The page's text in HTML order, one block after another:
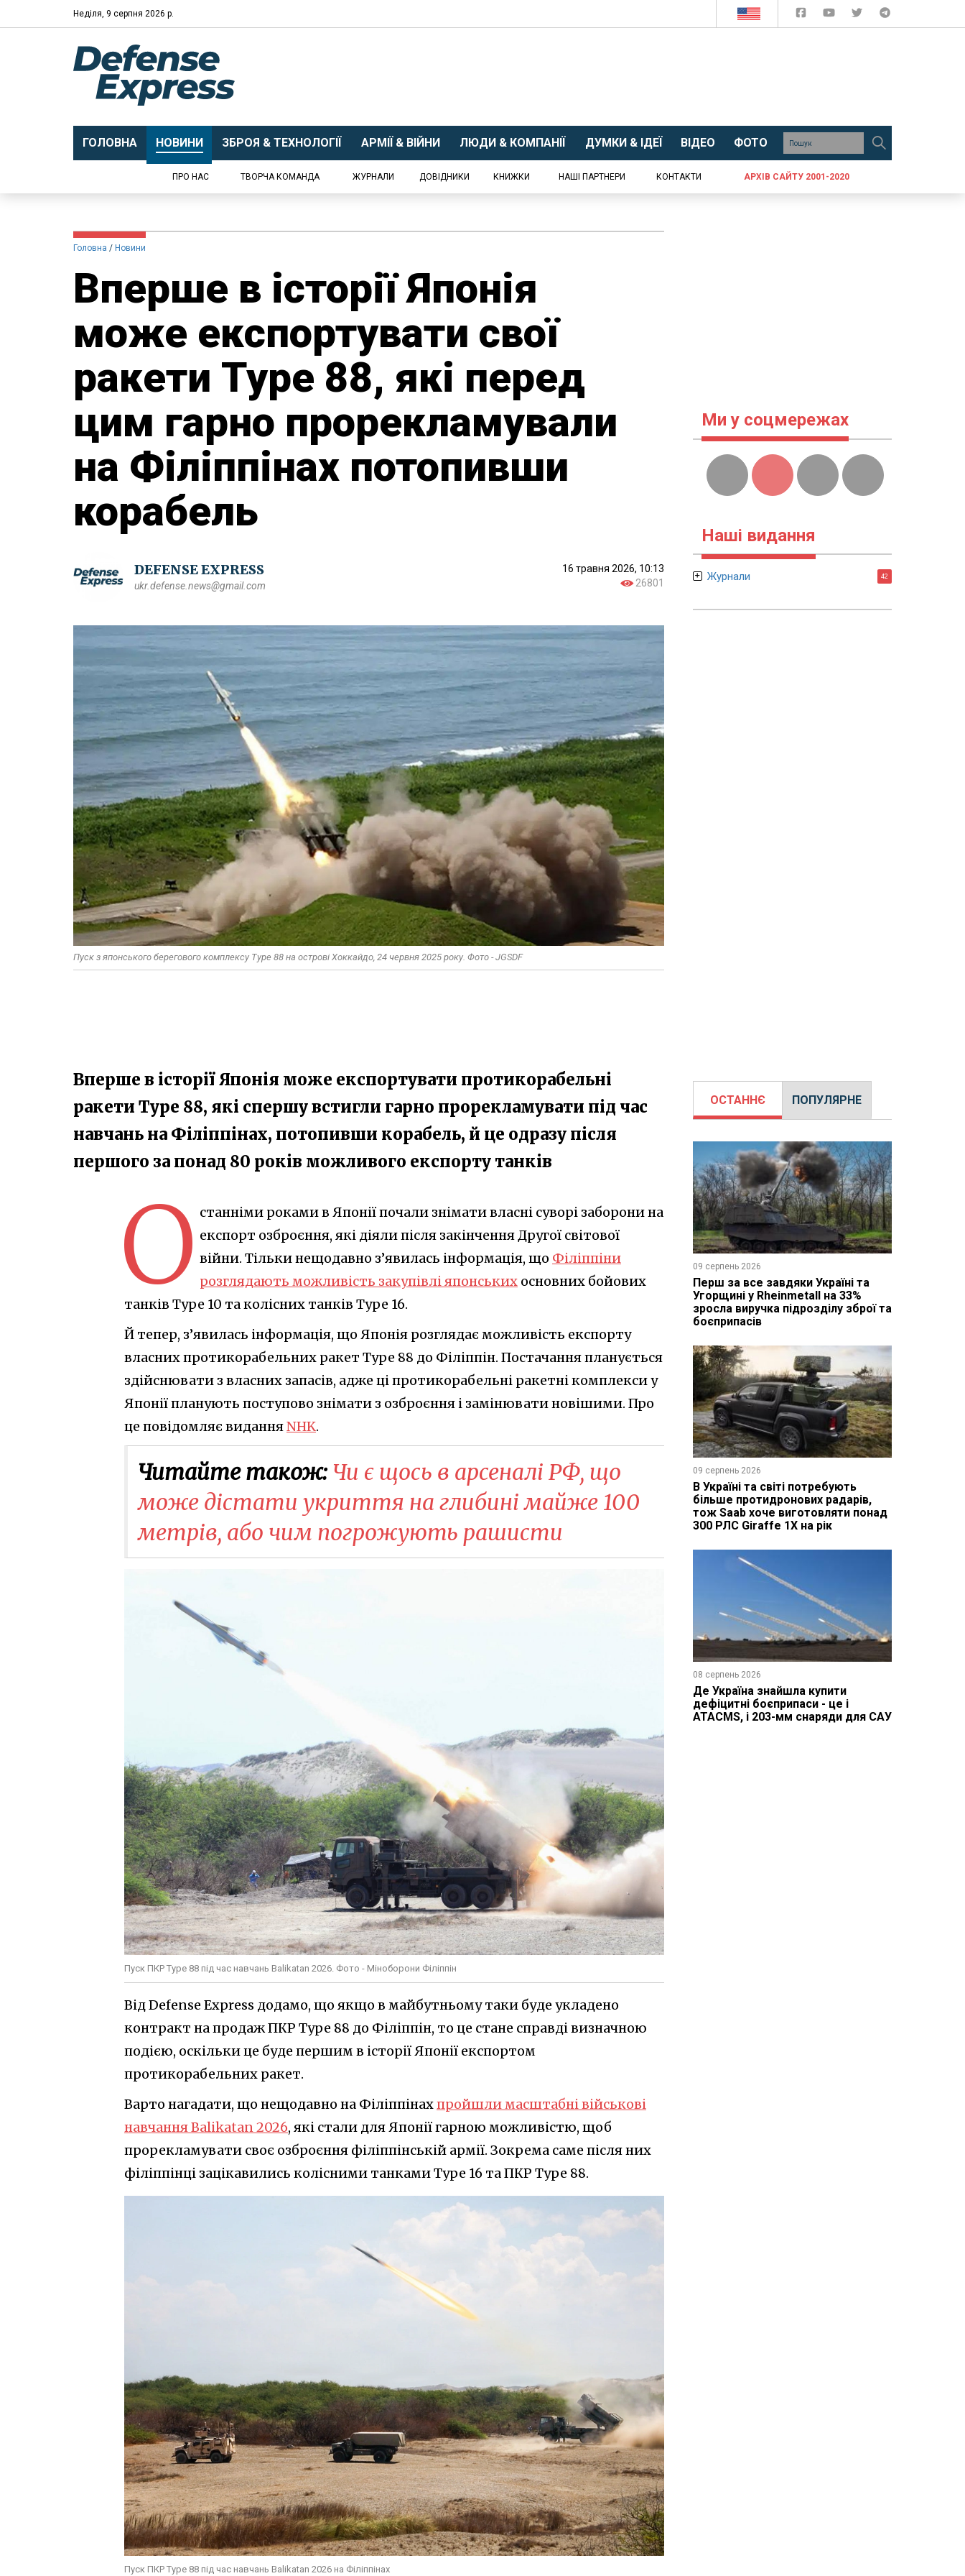
Неділя, 9 серпня 2026 р.
ГОЛОВНА НОВИНИ ЗБРОЯ & ТЕХНОЛОГІЇ АРМІЇ & ВІЙНИ ЛЮДИ & КОМПАНІЇ ДУМКИ & ІДЕЇ ВІДЕО ФОТО
ПРО НАС ТВОРЧА КОМАНДА ЖУРНАЛИ ДОВІДНИКИ КНИЖКИ НАШІ ПАРТНЕРИ КОНТАКТИ АРХІВ САЙТУ 2001-2020
Головна Новини
Вперше в історії Японія
може експортувати свої
ракети Type 88, які перед
цим гарно прорекламували
на Філіппінах потопивши
корабель
DEFENSE EXPRESS
ukr.defense.news@gmail.com
16 травня 2026, 10:13
26801
Пуск з японського берегового комплексу Type 88 на острові Хоккайдо, 24 червня 2025 року. Фото - JGSDF
Вперше в історії Японія може експортувати протикорабельні
ракети Type 88, які спершу встигли гарно прорекламувати під час
навчань на Філіппінах, потопивши корабель, й це одразу після
першого за понад 80 років можливого експорту танків
О станніми роками в Японії почали знімати власні суворі заборони на
експорт озброєння, які діяли після закінчення Другої світової
війни. Тільки нещодавно з’явилась інформація, що Філіппіни
розглядають можливість закупівлі японських основних бойових
танків Type 10 та колісних танків Type 16.
Й тепер, з’явилась інформація, що Японія розглядає можливість експорту
власних протикорабельних ракет Type 88 до Філіппін. Постачання планується
здійснювати з власних запасів, адже ці протикорабельні ракетні комплекси у
Японії планують поступово знімати з озброєння і замінювати новішими. Про
це повідомляє виданняNHK.
Читайте також: Чи є щось в арсеналі РФ, що
може дістати укриття на глибині майже 100
метрів, або чим погрожують рашисти
Пуск ПКР Type 88 під час навчань Balikatan 2026. Фото - Міноборони Філіппін
Від Defense Express додамо, що якщо в майбутньому таки буде укладено
контракт на продаж ПКР Type 88 до Філіппін, то це стане справді визначною
подією, оскільки це буде першим в історії Японії експортом
протикорабельних ракет.
Варто нагадати, що нещодавно на Філіппінахпройшли масштабні військові
навчання Balikatan 2026, які стали для Японії гарною можливістю, щоб
прорекламувати своє озброєння філіппінській армії. Зокрема саме після них
філіппінці зацікавились колісними танками Type 16 та ПКР Type 88.
Пуск ПКР Type 88 під час навчань Balikatan 2026 на Філіппінах
Ми у соцмережах
Наші видання
Журнали 42
ОСТАННЄ ПОПУЛЯРНЕ
09 серпень 2026
Перш за все завдяки Україні та
Угорщині у Rheinmetall на 33%
зросла виручка підрозділу зброї та
боєприпасів
09 серпень 2026
В Україні та світі потребують
більше протидронових радарів,
тож Saab хоче виготовляти понад
300 РЛС Giraffe 1X на рік
08 серпень 2026
Де Україна знайшла купити
дефіцитні боєприпаси - це і
ATACMS, і 203-мм снаряди для САУ